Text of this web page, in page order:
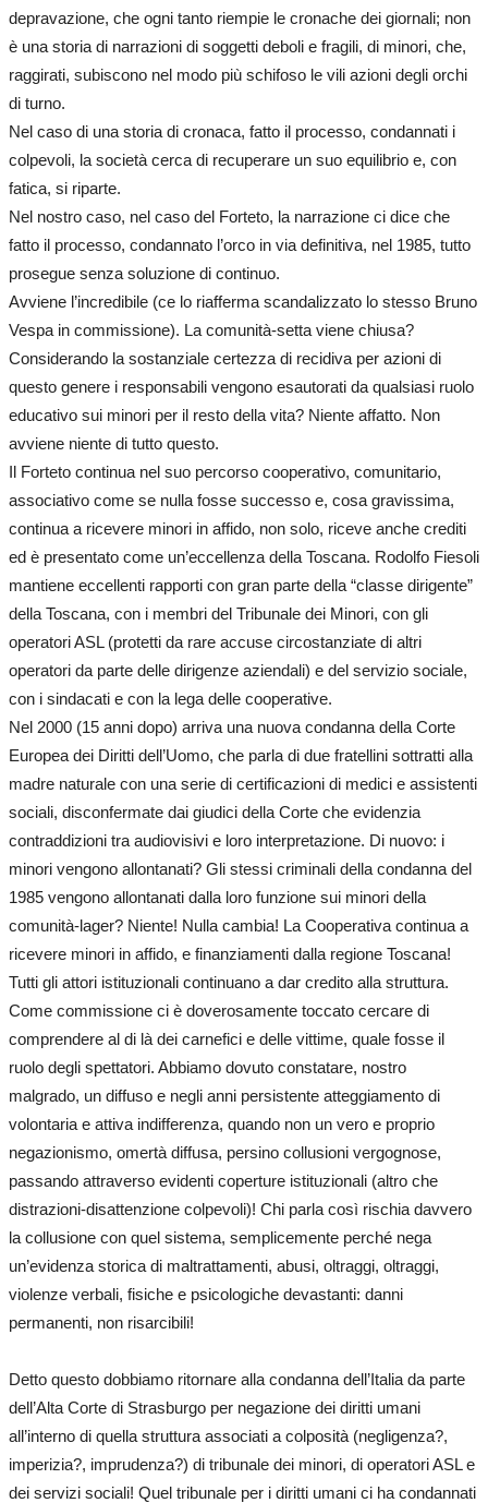
depravazione, che ogni tanto riempie le cronache dei giornali; non
è una storia di narrazioni di soggetti deboli e fragili, di minori, che,
raggirati, subiscono nel modo più schifoso le vili azioni degli orchi
di turno.
Nel caso di una storia di cronaca, fatto il processo, condannati i
colpevoli, la società cerca di recuperare un suo equilibrio e, con
fatica, si riparte.
Nel nostro caso, nel caso del Forteto, la narrazione ci dice che
fatto il processo, condannato l’orco in via definitiva, nel 1985, tutto
prosegue senza soluzione di continuo.
Avviene l’incredibile (ce lo riafferma scandalizzato lo stesso Bruno
Vespa in commissione). La comunità-setta viene chiusa?
Considerando la sostanziale certezza di recidiva per azioni di
questo genere i responsabili vengono esautorati da qualsiasi ruolo
educativo sui minori per il resto della vita? Niente affatto. Non
avviene niente di tutto questo.
Il Forteto continua nel suo percorso cooperativo, comunitario,
associativo come se nulla fosse successo e, cosa gravissima,
continua a ricevere minori in affido, non solo, riceve anche crediti
ed è presentato come un’eccellenza della Toscana. Rodolfo Fiesoli
mantiene eccellenti rapporti con gran parte della “classe dirigente”
della Toscana, con i membri del Tribunale dei Minori, con gli
operatori ASL (protetti da rare accuse circostanziate di altri
operatori da parte delle dirigenze aziendali) e del servizio sociale,
con i sindacati e con la lega delle cooperative.
Nel 2000 (15 anni dopo) arriva una nuova condanna della Corte
Europea dei Diritti dell’Uomo, che parla di due fratellini sottratti alla
madre naturale con una serie di certificazioni di medici e assistenti
sociali, disconfermate dai giudici della Corte che evidenzia
contraddizioni tra audiovisivi e loro interpretazione. Di nuovo: i
minori vengono allontanati? Gli stessi criminali della condanna del
1985 vengono allontanati dalla loro funzione sui minori della
comunità-lager? Niente! Nulla cambia! La Cooperativa continua a
ricevere minori in affido, e finanziamenti dalla regione Toscana!
Tutti gli attori istituzionali continuano a dar credito alla struttura.
Come commissione ci è doverosamente toccato cercare di
comprendere al di là dei carnefici e delle vittime, quale fosse il
ruolo degli spettatori. Abbiamo dovuto constatare, nostro
malgrado, un diffuso e negli anni persistente atteggiamento di
volontaria e attiva indifferenza, quando non un vero e proprio
negazionismo, omertà diffusa, persino collusioni vergognose,
passando attraverso evidenti coperture istituzionali (altro che
distrazioni-disattenzione colpevoli)! Chi parla così rischia davvero
la collusione con quel sistema, semplicemente perché nega
un’evidenza storica di maltrattamenti, abusi, oltraggi, oltraggi,
violenze verbali, fisiche e psicologiche devastanti: danni
permanenti, non risarcibili!
Detto questo dobbiamo ritornare alla condanna dell’Italia da parte
dell’Alta Corte di Strasburgo per negazione dei diritti umani
all’interno di quella struttura associati a colposità (negligenza?,
imperizia?, imprudenza?) di tribunale dei minori, di operatori ASL e
dei servizi sociali! Quel tribunale per i diritti umani ci ha condannati